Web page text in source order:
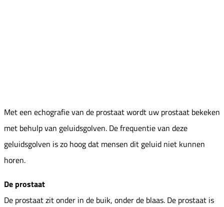
Met een echografie van de prostaat wordt uw prostaat bekeken
met behulp van geluidsgolven. De frequentie van deze
geluidsgolven is zo hoog dat mensen dit geluid niet kunnen
horen.
De prostaat
De prostaat zit onder in de buik, onder de blaas. De prostaat is